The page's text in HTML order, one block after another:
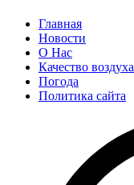
Главная
Новости
О Нас
Качество воздуха
Погода
Политика сайта